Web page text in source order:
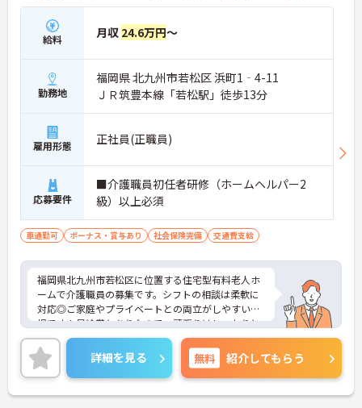
給料 月収 24.6万円～
勤務地
福岡県 北九州市若松区 浜町1‐4-11
ＪＲ筑豊本線「若松駅」徒歩13分
雇用形態 正社員(正職員)
応募要件
■介護職員初任者研修（ホームヘルパー2
級）以上必須
車通勤可 ボーナス・賞与あり 社会保険完備 交通費支給
福岡県北九州市若松区に位置する住宅型有料老人ホ
ームで介護職員の募集です。シフトの相談は柔軟に
対応◎ご家庭やプライベートとの両立がしやすい職
場です！昇給賞与ありなので、頑張りはしっかりと
評価され還元されます♪ご興味のある方はご面接の
ポイントお伝えしますのでご気軽にお問い合わせく
ださい。
詳細を見る 無料 紹介してもらう